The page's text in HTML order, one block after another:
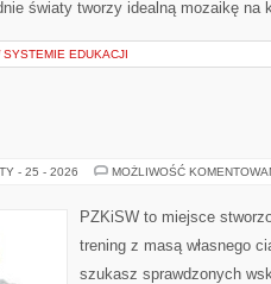
światy tworzy idealną mozaikę
SYSTEMIE EDUKACJI
- 25 - 2026 MOŻLIWOŚĆ
PZKiSW to miejsce
trening z masą własnego
szukasz sprawdzonych